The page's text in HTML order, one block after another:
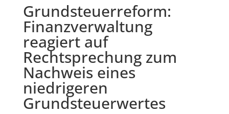
Grundsteuerreform:
Finanzverwaltung
reagiert auf
Rechtsprechung zum
Nachweis eines
niedrigeren
Grundsteuerwertes